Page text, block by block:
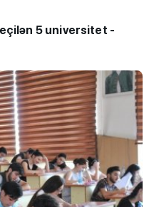
5 universitet -